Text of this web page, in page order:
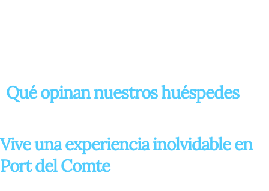
Qué opinan nuestros huéspedes
Vive una experiencia inolvidable en
Port del Comte